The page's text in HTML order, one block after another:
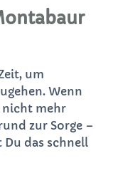
um
Wenn
nicht mehr
zur Sorge –
Du das schnell